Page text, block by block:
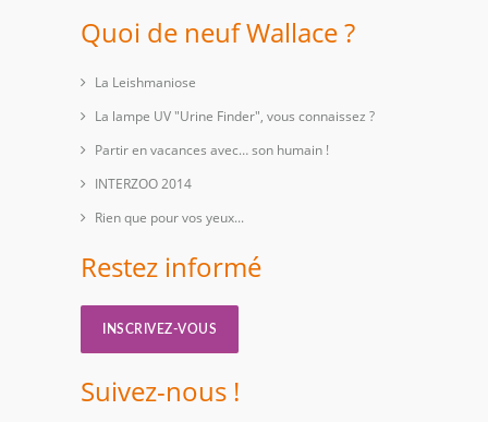
Quoi de neuf Wallace ?
La Leishmaniose
La lampe UV "Urine Finder", vous connaissez ?
Partir en vacances avec… son humain !
INTERZOO 2014
Rien que pour vos yeux...
Restez informé
INSCRIVEZ-VOUS
Suivez-nous !